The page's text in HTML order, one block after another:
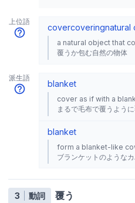
上位語
covercoveringnatural
a natural object that
覆うか包む自然の物体
派生語
blanket
cover as if with a
まるで毛布で覆うように
blanket
form a blanket-like
ブランケットのような
3 動詞 覆う